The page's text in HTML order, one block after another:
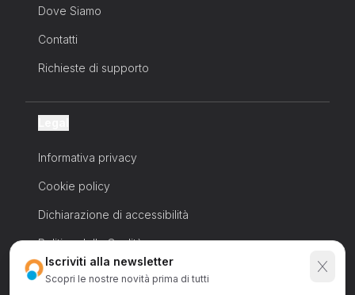
Dove Siamo
Contatti
Richieste di supporto
Informativa privacy
Cookie policy
Dichiarazione di accessibilità
Politica della Qualità
Iscriviti alla newsletter
Scopri le nostre novità prima di tutti